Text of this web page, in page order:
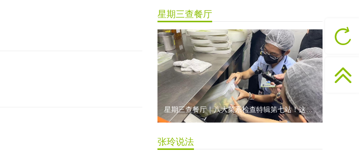
哈尔特健身：商家拒不配合调解
香港卡依宝贝国际婴幼儿游泳馆：商家停业未退费
龅牙兔儿童情商训练营：商家承诺退费未履行
预付式消费退款难 深圳市消委会公开谴责力美健华联店
元宵佳节，发生了“甜蜜的烦恼”该怎么办？
2021年深圳市消费投诉分析报告出炉 教育培训投诉量增长
星期三查餐厅
星期三查餐厅｜八大菜系检查特辑第七站！这家米其林一星人气闽菜餐厅后厨干净吗？
张玲说法